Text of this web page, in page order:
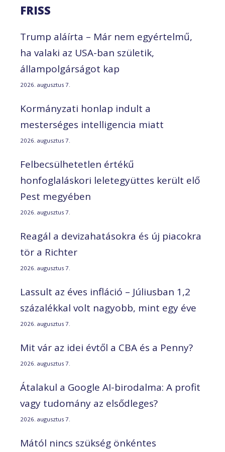
FRISS
Trump aláírta – Már nem egyértelmű,
ha valaki az USA-ban születik,
állampolgárságot kap
2026. augusztus 7.
Kormányzati honlap indult a
mesterséges intelligencia miatt
2026. augusztus 7.
Felbecsülhetetlen értékű
honfoglaláskori leletegyüttes került elő
Pest megyében
2026. augusztus 7.
Reagál a devizahatásokra és új piacokra
tör a Richter
2026. augusztus 7.
Lassult az éves infláció – Júliusban 1,2
százalékkal volt nagyobb, mint egy éve
2026. augusztus 7.
Mit vár az idei évtől a CBA és a Penny?
2026. augusztus 7.
Átalakul a Google AI-birodalma: A profit
vagy tudomány az elsődleges?
2026. augusztus 7.
Mától nincs szükség önkéntes